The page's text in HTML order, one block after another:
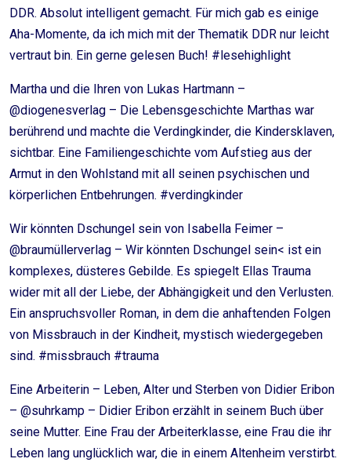
DDR. Absolut intelligent gemacht. Für mich gab es einige
Aha-Momente, da ich mich mit der Thematik DDR nur leicht
vertraut bin. Ein gerne gelesen Buch! #lesehighlight
Martha und die Ihren von Lukas Hartmann –
@diogenesverlag – Die Lebensgeschichte Marthas war
berührend und machte die Verdingkinder, die Kindersklaven,
sichtbar. Eine Familiengeschichte vom Aufstieg aus der
Armut in den Wohlstand mit all seinen psychischen und
körperlichen Entbehrungen. #verdingkinder
Wir könnten Dschungel sein von Isabella Feimer –
@braumüllerverlag – Wir könnten Dschungel sein< ist ein
komplexes, düsteres Gebilde. Es spiegelt Ellas Trauma
wider mit all der Liebe, der Abhängigkeit und den Verlusten.
Ein anspruchsvoller Roman, in dem die anhaftenden Folgen
von Missbrauch in der Kindheit, mystisch wiedergegeben
sind. #missbrauch #trauma
Eine Arbeiterin – Leben, Alter und Sterben von Didier Eribon
– @suhrkamp – Didier Eribon erzählt in seinem Buch über
seine Mutter. Eine Frau der Arbeiterklasse, eine Frau die ihr
Leben lang unglücklich war, die in einem Altenheim verstirbt.